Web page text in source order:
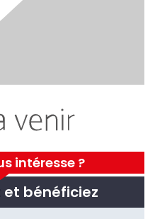
intéresse ?
et bénéficiez